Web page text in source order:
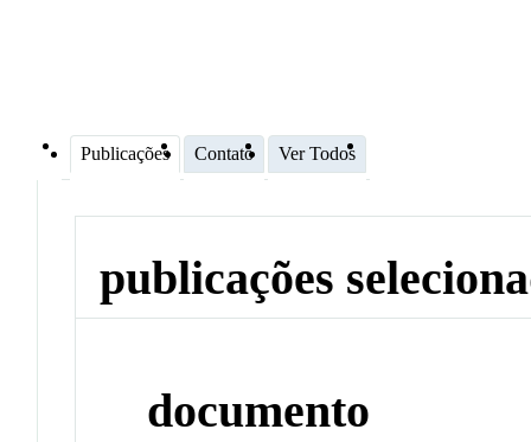
Publicações Contato Ver Todos
publicações
documento